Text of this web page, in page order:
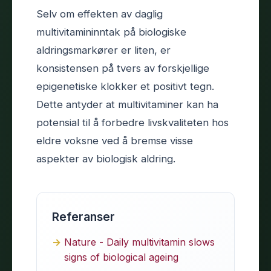
Selv om effekten av daglig
multivitamininntak på biologiske
aldringsmarkører er liten, er
konsistensen på tvers av forskjellige
epigenetiske klokker et positivt tegn.
Dette antyder at multivitaminer kan ha
potensial til å forbedre livskvaliteten hos
eldre voksne ved å bremse visse
aspekter av biologisk aldring.
Referanser
Nature - Daily multivitamin slows
signs of biological ageing